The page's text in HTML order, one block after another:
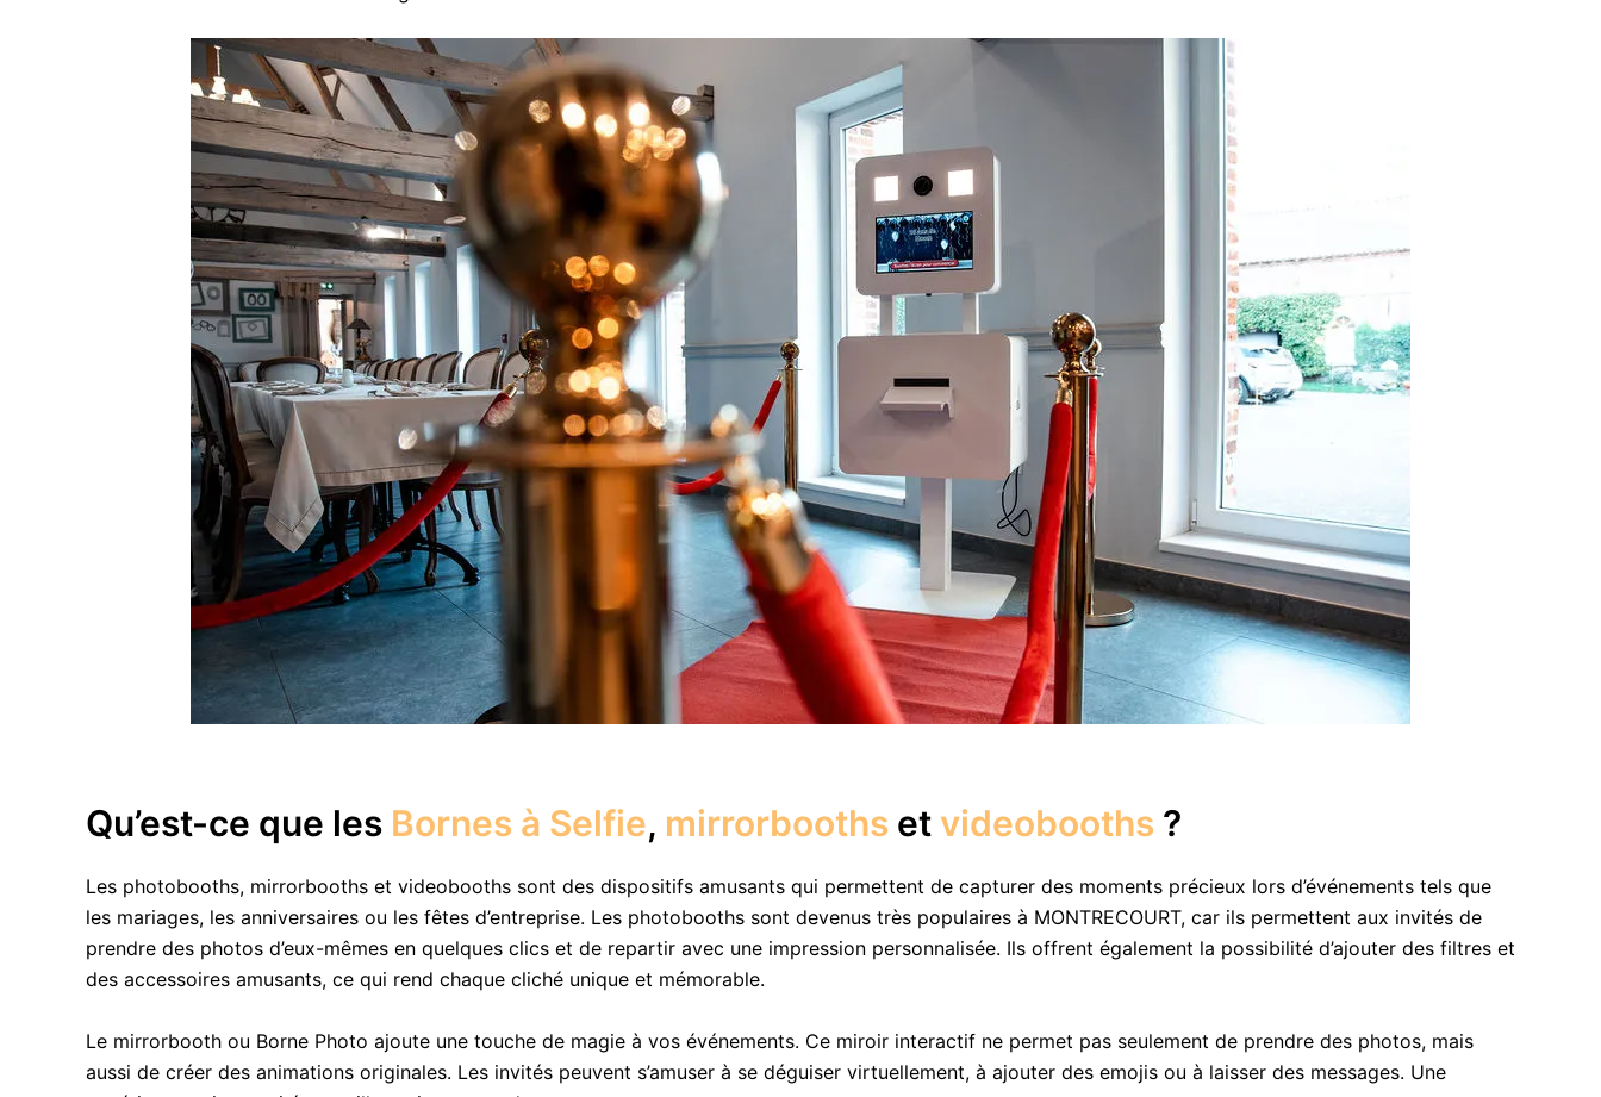
Qu’est-ce que les Bornes à Selfie, mirrorbooths et videobooths ?
Les photobooths, mirrorbooths et videobooths sont des dispositifs amusants qui permettent de capturer des moments précieux lors d’événements tels que
les mariages, les anniversaires ou les fêtes d’entreprise. Les photobooths sont devenus très populaires à MONTRECOURT, car ils permettent aux invités de
prendre des photos d’eux-mêmes en quelques clics et de repartir avec une impression personnalisée. Ils offrent également la possibilité d’ajouter des filtres et
des accessoires amusants, ce qui rend chaque cliché unique et mémorable.
Le mirrorbooth ou Borne Photo ajoute une touche de magie à vos événements. Ce miroir interactif ne permet pas seulement de prendre des photos, mais
aussi de créer des animations originales. Les invités peuvent s’amuser à se déguiser virtuellement, à ajouter des emojis ou à laisser des messages. Une